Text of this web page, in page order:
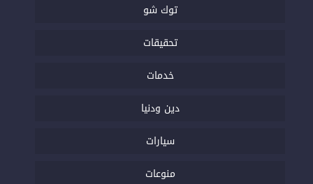
توك شو
تحقيقات
خدمات
دين ودنيا
سيارات
منوعات